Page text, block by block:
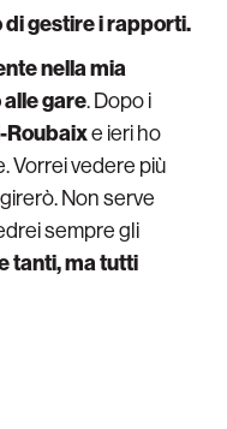
gestire i rapporti.
nella mia
gare. Dopo i
Roubaixe ieri ho
Vorrei vedere più
Non serve
sempre gli
tanti, ma tutti